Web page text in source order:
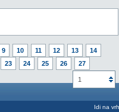
9 10 11 12 13
14
23 24 25 26
27
1
Idi na vrh